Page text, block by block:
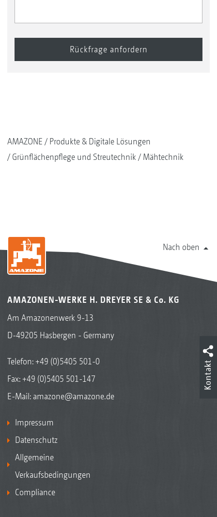
AMAZONE
Produkte & Digitale Lösungen
Grünflächenpflege und Streutechnik
Mähtechnik
Nach oben
AMAZONEN-WERKE H. DREYER SE & Co. KG
Am Amazonenwerk 9-13
D-49205 Hasbergen - Germany
Telefon:+49 (0)5405 501-0
Fax: +49 (0)5405 501-147
E-Mail: amazone@amazone.de
Impressum
Datenschutz
Allgemeine
Verkaufsbedingungen
Compliance
Kontakt